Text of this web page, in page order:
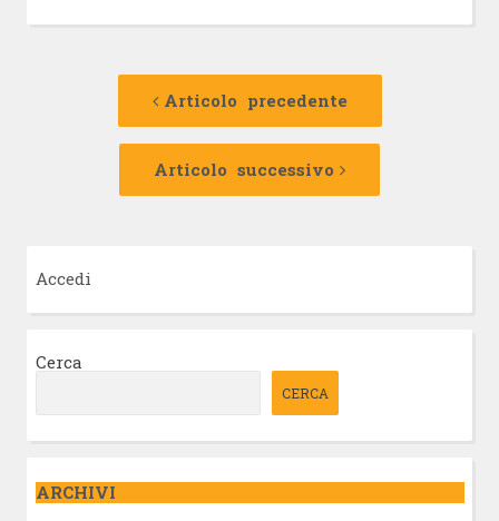
Navigazione
Articolo precedente
Articolo
Articolo successivo
Articolo
Accedi
Cerca
CERCA
ARCHIVI